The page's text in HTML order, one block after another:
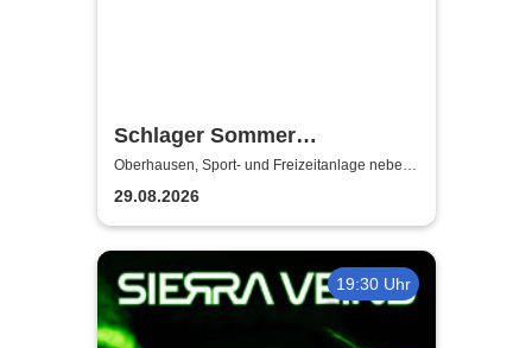
Schlager Sommer
Oberhausen 2026 | Sport- und
Freizeitanlage neben dem
Stadion Niederrhein
Oberhausen, Sport- und Freizeitanlage neben
dem Stadion Niederrhein
29.08.2026
19:30 Uhr